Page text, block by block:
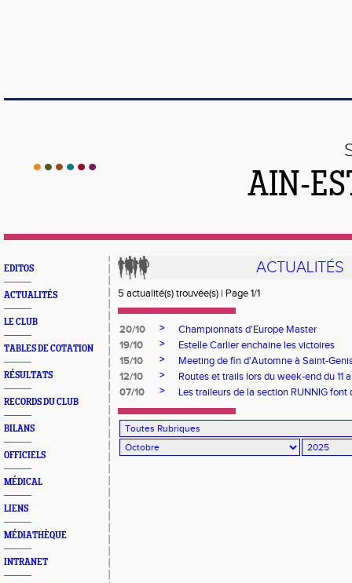
AIN-
EDITOS
ACTUALITÉS
LE CLUB
TABLES DE COTATION
RÉSULTATS
RECORDS DU CLUB
BILANS
OFFICIELS
MÉDICAL
LIENS
MÉDIATHÈQUE
INTRANET
ACTUALITÉS
5 actualité(s) trouvée(s) | Page 1/1
20/10 >
Championnats d'Europe Master
19/10
>
Estelle Carlier enchaine les victoires
15/10
>
Meeting de fin d'Automne à Saint-
12/10
>
Routes et trails lors du week-end du 11
07/10
> Les traileurs de la section RUNNIG font